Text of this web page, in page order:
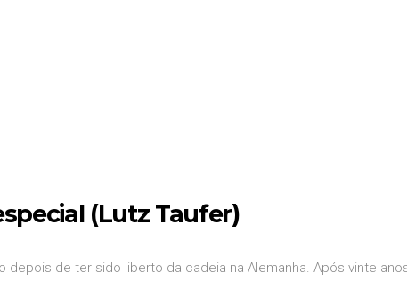
(Lutz Taufer)
depois de ter sido liberto da cadeia na Alemanha. Após vinte